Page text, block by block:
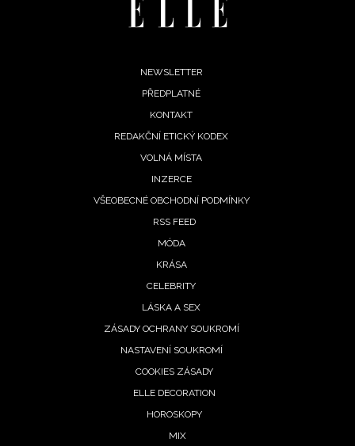
NEWSLETTER
PŘEDPLATNÉ
KONTAKT
REDAKČNÍ ETICKÝ KODEX
VOLNÁ MÍSTA
INZERCE
VŠEOBECNÉ OBCHODNÍ PODMÍNKY
RSS FEED
MÓDA
KRÁSA
CELEBRITY
LÁSKA A SEX
ZÁSADY OCHRANY SOUKROMÍ
NASTAVENÍ SOUKROMÍ
COOKIES ZÁSADY
ELLE DECORATION
HOROSKOPY
MIX